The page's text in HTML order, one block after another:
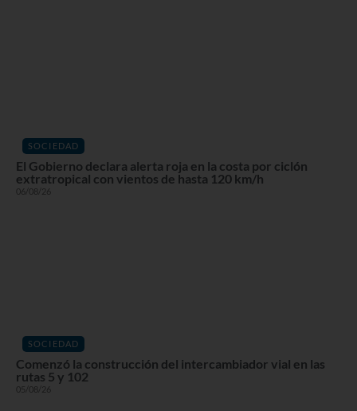
SOCIEDAD
El Gobierno declara alerta roja en la costa por ciclón
extratropical con vientos de hasta 120 km/h
06/08/26
SOCIEDAD
Comenzó la construcción del intercambiador vial en las
rutas 5 y 102
05/08/26